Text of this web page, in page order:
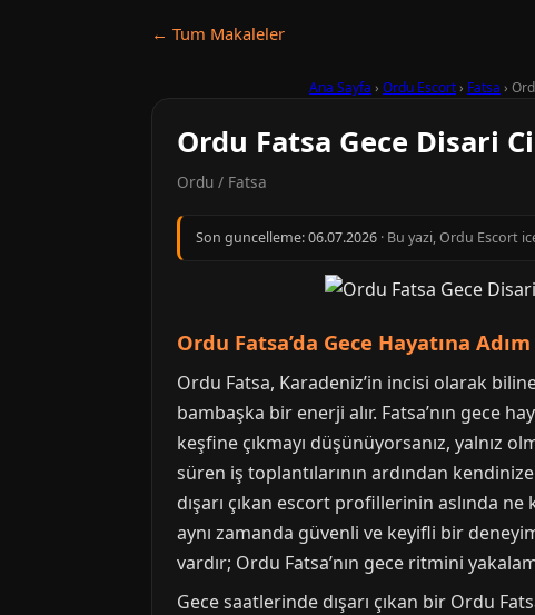
← Tum Makaleler
Ana Sayfa › Ordu Escort› Fatsa ›
Ordu Fatsa Gece Disari
Ordu / Fatsa
Son guncelleme:06.07.2026 · Bu yazi, Ordu
Ordu Fatsa’da Gece Hayatına
Ordu Fatsa, Karadeniz’in incisi olarak
bambaşka bir enerji alır. Fatsa’nın gece
keşfine çıkmayı düşünüyorsanız, yalnız
süren iş toplantılarının ardından
dışarı çıkan escort profillerinin aslında
aynı zamanda güvenli ve keyifli bir
vardır; Ordu Fatsa’nın gece ritmini
Gece saatlerinde dışarı çıkan bir Ordu